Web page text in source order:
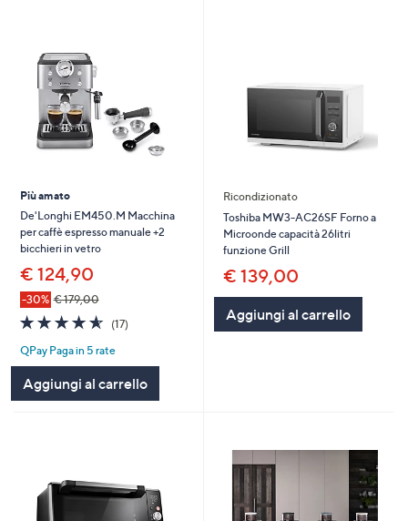
Più amato
De'Longhi EM450.M Macchina
per caffè espresso manuale +2
bicchieri in vetro
€ 124,90
-30% € 179,00
4.5
of
5
Stars
(17)17
QPay Paga in 5 rate
Aggiungi al carrello
Ricondizionato
Toshiba MW3-AC26SF Forno a
Microonde capacità 26litri
funzione Grill
€ 139,00
Aggiungi al carrello